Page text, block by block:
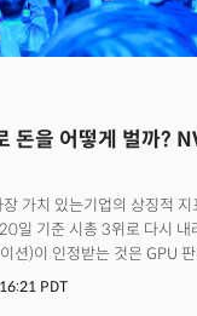
돈을 어떻게 벌까?
가치 있는기업의 상징적
일 기준 시총 3위로 다시 내
션)이 인정받는 것은 GPU
화를 모색 중이기 때문입니
하드웨어와 소프트웨어를 끼
PDT